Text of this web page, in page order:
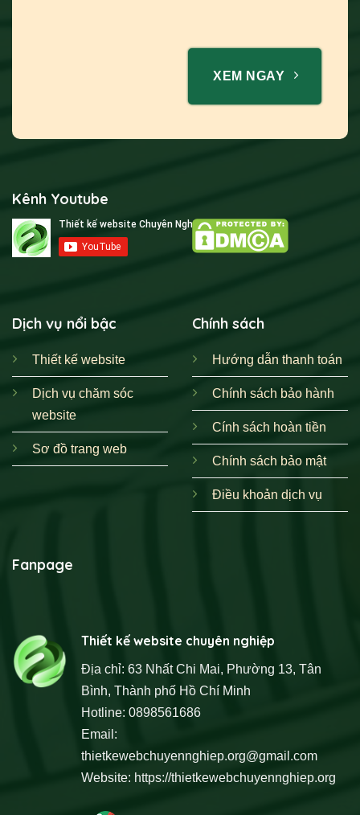
XEM NGAY
Kênh Youtube
Dịch vụ nổi bậc
Thiết kế website
Dịch vụ chăm sóc
website
Sơ đồ trang web
Chính sách
Hướng dẫn thanh toán
Chính sách bảo hành
Cính sách hoàn tiền
Chính sách bảo mật
Điều khoản dịch vụ
Fanpage
Thiết kế website chuyên nghiệp
Địa chỉ: 63 Nhất Chi Mai, Phường 13, Tân
Bình, Thành phố Hồ Chí Minh
Hotline: 0898561686
Email:
thietkewebchuyennghiep.org@gmail.com
Website: https://thietkewebchuyennghiep.org